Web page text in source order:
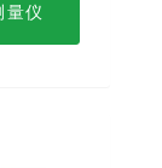
仪